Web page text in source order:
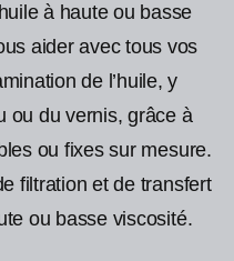
à haute ou basse
aider avec tous vos
de l’huile, y
ou du vernis, grâce à
ou fixes sur mesure.
filtration et de transfert
ou basse viscosité.